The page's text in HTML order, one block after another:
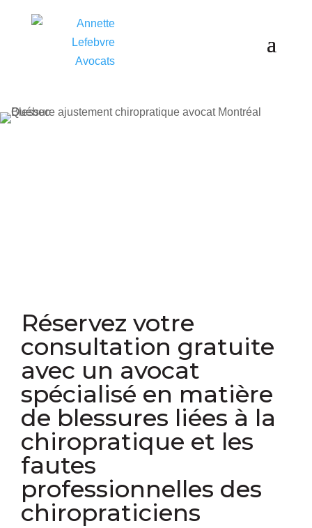
Réservez votre
consultation gratuite
avec un avocat
spécialisé en matière
de blessures liées à la
chiropratique et les
fautes
professionnelles des
chiropraticiens